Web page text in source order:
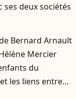
ses deux sociétés
Bernard Arnault
Mercier
du
les liens entre
Alexandre,